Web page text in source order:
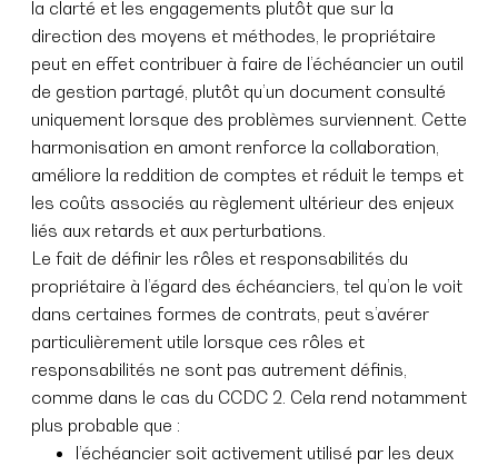
la clarté et les engagements plutôt que sur la
direction des moyens et méthodes, le propriétaire
peut en effet contribuer à faire de l’échéancier un outil
de gestion partagé, plutôt qu’un document consulté
uniquement lorsque des problèmes surviennent. Cette
harmonisation en amont renforce la collaboration,
améliore la reddition de comptes et réduit le temps et
les coûts associés au règlement ultérieur des enjeux
liés aux retards et aux perturbations.
Le fait de définir les rôles et responsabilités du
propriétaire à l’égard des échéanciers, tel qu’on le voit
dans certaines formes de contrats, peut s’avérer
particulièrement utile lorsque ces rôles et
responsabilités ne sont pas autrement définis,
comme dans le cas du CCDC 2. Cela rend notamment
plus probable que :
l’échéancier soit activement utilisé par les deux